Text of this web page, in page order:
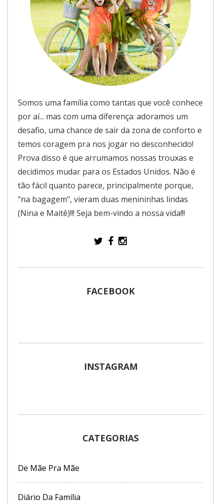
Somos uma família como tantas que você conhece
por aí... mas com uma diferença: adoramos um
desafio, uma chance de sair da zona de conforto e
temos coragem pra nos jogar no desconhecido!
Prova disso é que arrumamos nossas trouxas e
decidimos mudar para os Estados Unidos. Não é
tão fácil quanto parece, principalmente porque,
"na bagagem", vieram duas menininhas lindas
(Nina e Maitê)!!! Seja bem-vindo a nossa vida!!!
FACEBOOK
INSTAGRAM
CATEGORIAS
De Mãe Pra Mãe
Diário Da Família